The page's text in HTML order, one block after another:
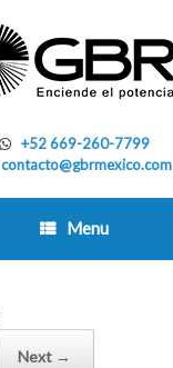
+52 669-260-7799
contacto@gbrmexico.com
Menu
Next →